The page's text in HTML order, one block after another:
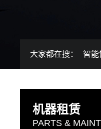
大家都在搜： 智能
机器租赁
PARTS &